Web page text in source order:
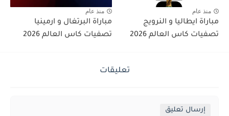
منذ عام
مباراة ايطاليا و النرويج
تصفيات كاس العالم 2026
منذ عام
مباراة البرتغال و ارمينيا
تصفيات كاس العالم 2026
تعليقات
إرسال تعليق